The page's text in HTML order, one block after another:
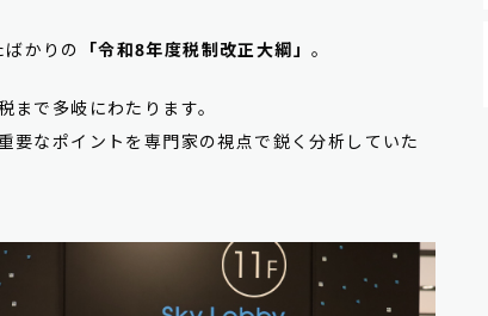
かりの 「令和8年度税制改正大綱」 。
まで多岐にわたります。
要なポイントを専門家の視点で鋭く分析していた